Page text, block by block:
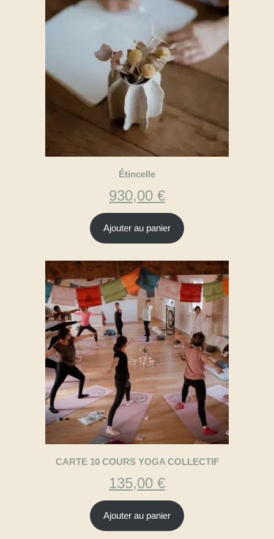
Étincelle
930,00 €
Ajouter au panier
CARTE 10 COURS YOGA COLLECTIF
135,00 €
Ajouter au panier